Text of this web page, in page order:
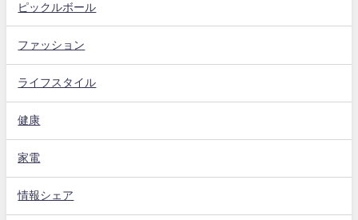
ピックルボール
ファッション
ライフスタイル
健康
家電
情報シェア